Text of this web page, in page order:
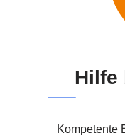
Hilfe
Kompetente